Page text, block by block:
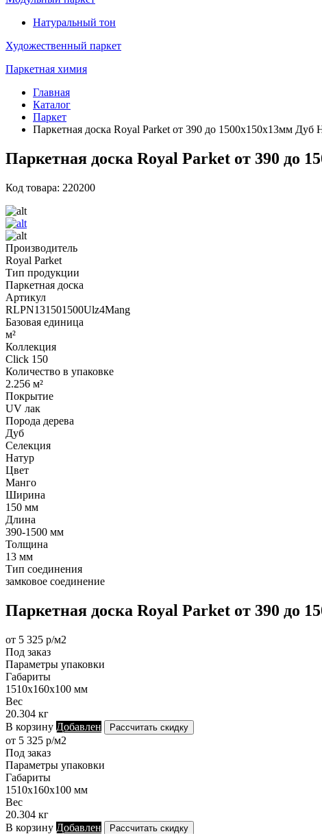
Натуральный тон
Художественный паркет
Паркетная химия
Главная
Каталог
Паркет
Паркетная доска Royal Parket от 390 до 1500х150х13мм Дуб
Паркетная доска Royal Parket от 390 до
Код товара: 220200
Производитель
Royal Parket
Тип продукции
Паркетная доска
Артикул
RLPN131501500Ulz4Mang
Базовая единица
м²
Коллекция
Click 150
Количество в упаковке
2.256 м²
Покрытие
UV лак
Порода дерева
Дуб
Селекция
Натур
Цвет
Манго
Ширина
150 мм
Длина
390-1500 мм
Толщина
13 мм
Тип соединения
замковое соединение
Паркетная доска Royal Parket от 390 до
от 5 325 р/м2
Под заказ
Параметры упаковки
Габариты
1510х160х100 мм
Вес
20.304 кг
В корзину Добавлен Рассчитать скидку
от 5 325 р/м2
Под заказ
Параметры упаковки
Габариты
1510х160х100 мм
Вес
20.304 кг
В корзину Добавлен Рассчитать скидку